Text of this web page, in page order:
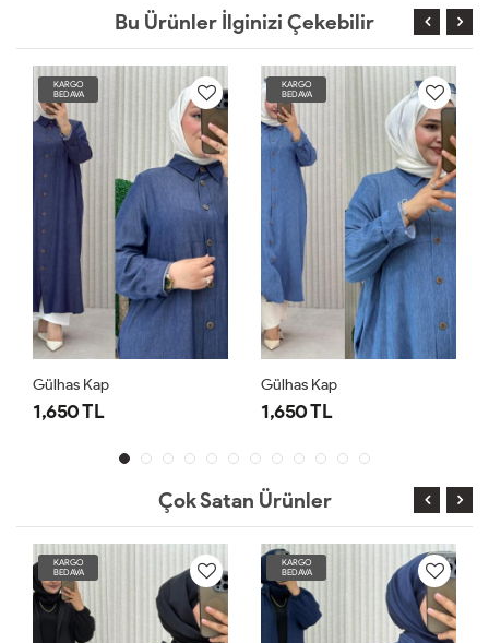
Bu Ürünler İlginizi Çekebilir
KARGO
BEDAVA
Gülhas Kap
1,650 TL
KARGO
BEDAVA
Gülhas Kap
1,650 TL
Çok Satan Ürünler
KARGO
BEDAVA
KARGO
BEDAVA